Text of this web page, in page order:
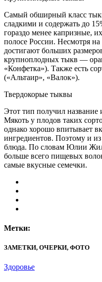
Самый обширный класс
сладкими и содержать до
гораздо менее капризные,
полосе России. Несмотря на
достигают больших
крупноплодных тыкв —
«Конфетка»). Также есть
(«Альтаир», «Валок»).
Твердокорые тыквы
Этот тип получил название
Мякоть у плодов таких
однако хорошо впитывает
ингредиентов. Поэтому и
блюда. По словам Юлии
больше всего пищевых
самые вкусные семечки.
Метки:
ЗАМЕТКИ, ОЧЕРКИ, ФОТО
Здоровье